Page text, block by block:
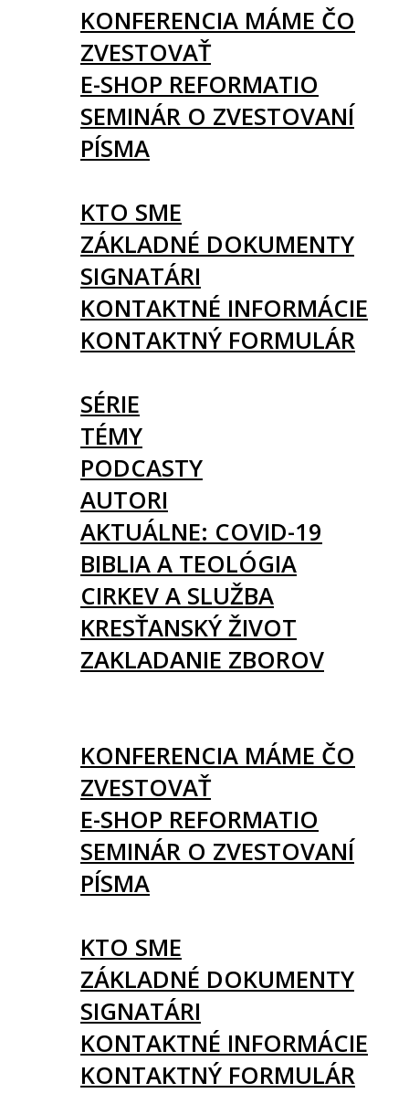
KONFERENCIA MÁME ČO
ZVESTOVAŤ
E-SHOP REFORMATIO
SEMINÁR O ZVESTOVANÍ
PÍSMA
KTO SME
ZÁKLADNÉ DOKUMENTY
SIGNATÁRI
KONTAKTNÉ INFORMÁCIE
KONTAKTNÝ FORMULÁR
SÉRIE
TÉMY
PODCASTY
AUTORI
AKTUÁLNE: COVID-19
BIBLIA A TEOLÓGIA
CIRKEV A SLUŽBA
KRESŤANSKÝ ŽIVOT
ZAKLADANIE ZBOROV
KONFERENCIA MÁME ČO
ZVESTOVAŤ
E-SHOP REFORMATIO
SEMINÁR O ZVESTOVANÍ
PÍSMA
KTO SME
ZÁKLADNÉ DOKUMENTY
SIGNATÁRI
KONTAKTNÉ INFORMÁCIE
KONTAKTNÝ FORMULÁR